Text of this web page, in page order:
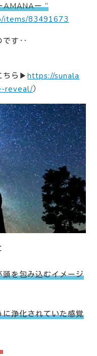
AMANAー “
items/83491673
です‥
ちら▶︎https://sunala
reveal/）
を包み込むイメージ
浄化されていた感覚